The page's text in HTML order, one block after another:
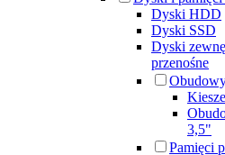
Dyski HDD
Dyski SSD
Dyski
przenośne
3,5"
Pamięci